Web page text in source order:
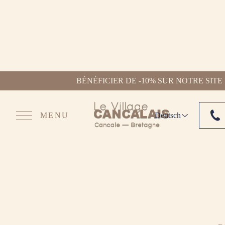
BÉNÉFICIER DE -10% SUR NOTRE
MENU Deutsch